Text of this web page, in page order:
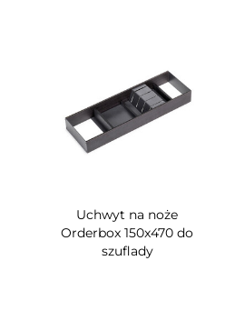
Uchwyt na noże
Orderbox 150x470 do
szuflady